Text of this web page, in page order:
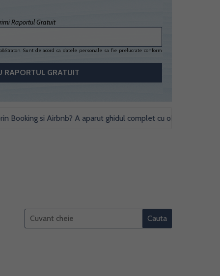
Raportul Gratuit
Sunt de acord ca datele personale sa fie prelucrate conform
si Airbnb? A aparut ghidul complet cu obligatii fiscale si